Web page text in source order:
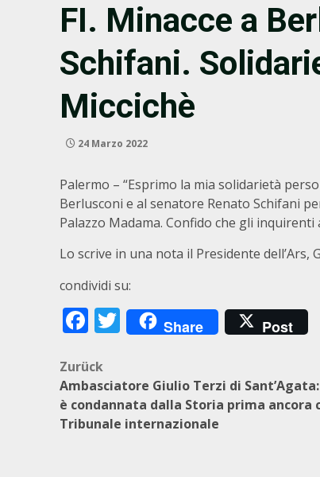
FI. Minacce a
Schifani.
Miccichè
24 Marzo 2022
Palermo – “Esprimo la mia solidarietà
Berlusconi e al senatore Renato Schifani
Palazzo Madama. Confido che gli
Lo scrive in una nota il Presidente dell’Ars,
condividi su:
Facebook
Twitter
Share Post
Beitragsnavigation
Zurück
Ambasciatore Giulio Terzi di Sant’Agata:
è condannata dalla Storia prima ancora
Tribunale internazionale